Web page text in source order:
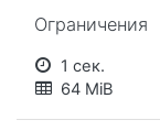
Ограничения
1 сек.
64 MiB